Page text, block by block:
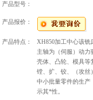
产品型号：
产品报价：
产品特点：
XH850加工中心该
主轴为（伺服）动
壳体、凸轮、模具等
镗、扩、铰、（攻丝
中小批量零件的生产
示其*性。